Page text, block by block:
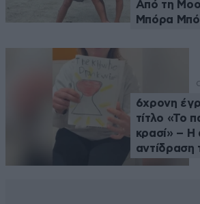
Από τη
Μπόρα
6χρονη
τίτλο «Το
κρασί» – Η
αντίδραση